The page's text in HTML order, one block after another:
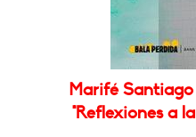
Marifé
"Reflexiones a